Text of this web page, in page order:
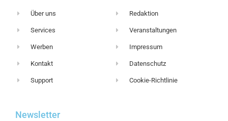
Über uns
Services
Werben
Kontakt
Support
Redaktion
Veranstaltungen
Impressum
Datenschutz
Cookie-Richtlinie
Newsletter